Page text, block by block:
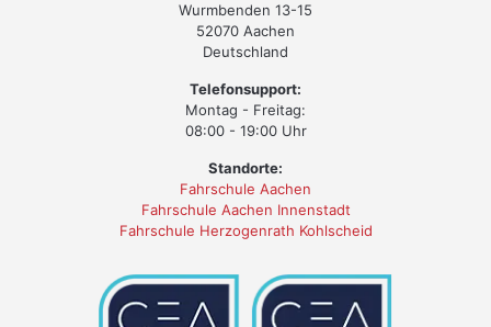
Wurmbenden 13-15
52070 Aachen
Deutschland
Telefonsupport:
Montag - Freitag:
08:00 - 19:00 Uhr
Standorte:
Fahrschule Aachen
Fahrschule Aachen Innenstadt
Fahrschule Herzogenrath Kohlscheid